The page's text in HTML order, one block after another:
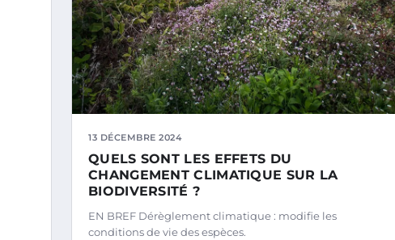
13 DÉCEMBRE 2024
QUELS SONT LES EFFETS DU
CHANGEMENT CLIMATIQUE SUR LA
BIODIVERSITÉ ?
EN BREF Dérèglement climatique : modifie les
conditions de vie des espèces.